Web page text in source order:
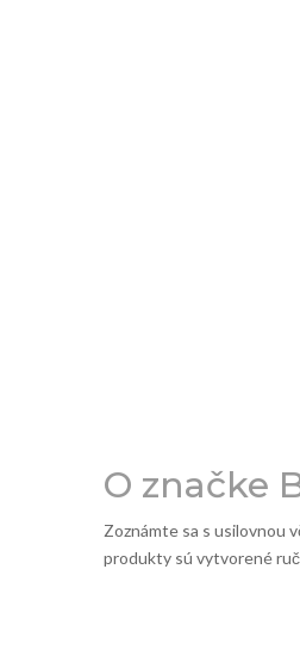
O značke
Zoznámte sa s usilovnou
produkty sú vytvorené